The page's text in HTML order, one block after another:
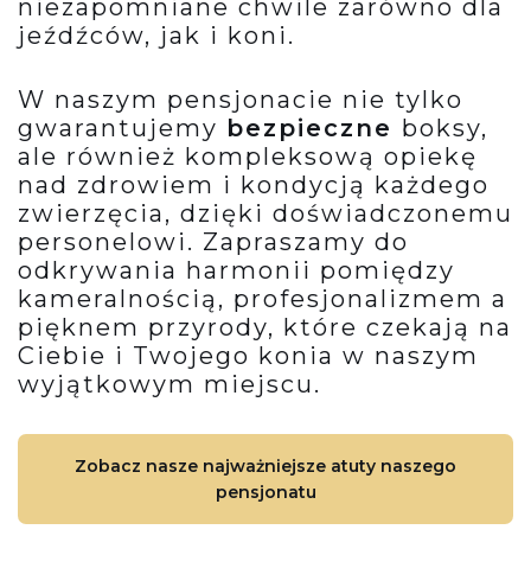
niezapomniane chwile zarówno dla
jeźdźców, jak i koni.
W naszym pensjonacie nie tylko
gwarantujemy bezpieczne boksy,
ale również kompleksową opiekę
nad zdrowiem i kondycją każdego
zwierzęcia, dzięki doświadczonemu
personelowi. Zapraszamy do
odkrywania harmonii pomiędzy
kameralnością, profesjonalizmem a
pięknem przyrody, które czekają na
Ciebie i Twojego konia w naszym
wyjątkowym miejscu.
Zobacz nasze najważniejsze atuty naszego
pensjonatu